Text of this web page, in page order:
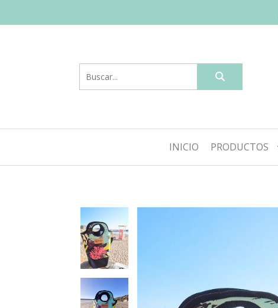
INICIO PRODUCTOS